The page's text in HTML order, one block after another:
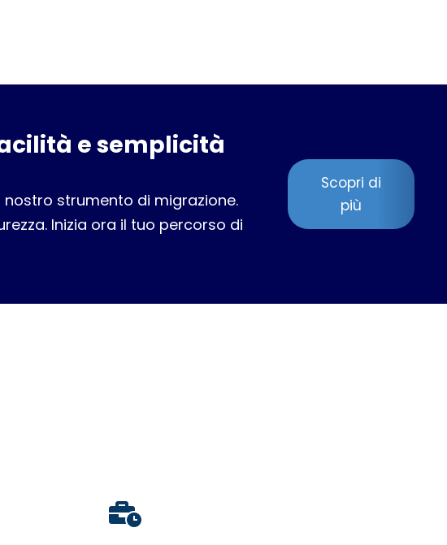
e semplicità
strumento di migrazione.
Inizia ora il tuo percorso di
Scopri di
più